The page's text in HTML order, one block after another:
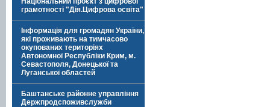
грамотності "Дія.Цифрова освіта"
Інформація для громадян України,
які проживають на тимчасово
окупованих територіях
Автономної Республіки Крим, м.
Севастополя, Донецької та
Луганської областей
Баштанське районне управління
Держпродспоживслужби